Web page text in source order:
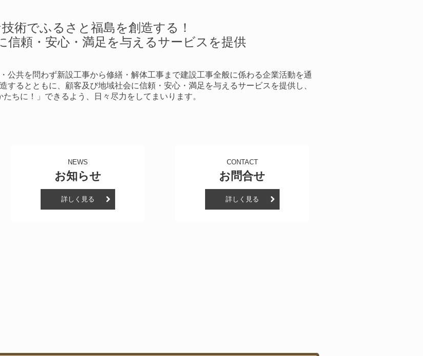
術でふるさと福島を創造する！
信頼・安心・満足を与えるサービスを提供
公共を問わず新設工事から修繕・解体工事まで建設工事全般に係わる企業活動を通
するとともに、 顧客及び地域社会に信頼・安心・満足を与えるサービスを提供し、
たちに！」できるよう、日々尽力をしてまいります。
NEWS
お知らせ
詳しく見る
CONTACT
お問合せ
詳しく見る